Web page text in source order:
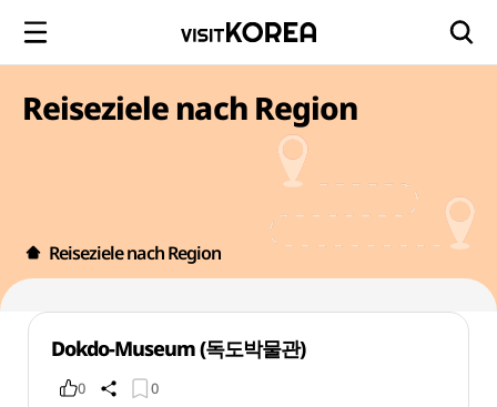
Reiseziele nach Region
Reiseziele nach Region
Dokdo-Museum (독도박물관)
0 0